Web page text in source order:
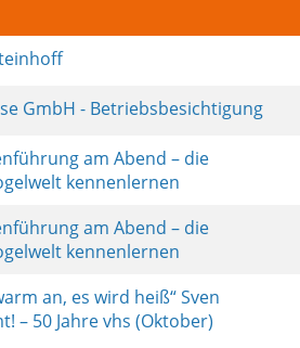
GmbH - Betriebsbesichtigung
am Abend – die
kennenlernen
am Abend – die
kennenlernen
an, es wird heiß“ Sven
– 50 Jahre vhs (Oktober)